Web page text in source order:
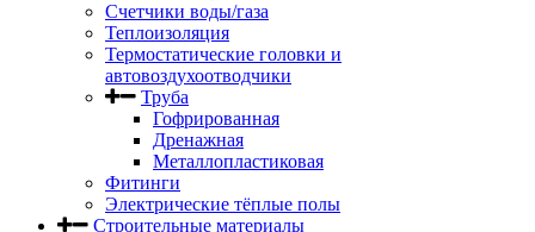
Счетчики воды/газа
Теплоизоляция
Термостатические головки и
автовоздухоотводчики
Труба
Гофрированная
Дренажная
Металлопластиковая
Фитинги
Электрические тёплые полы
Строительные материалы